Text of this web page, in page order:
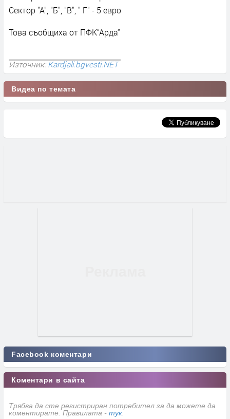
Сектор "А", "Б", "В", " Г" - 5 евро
Това съобщиха от ПФК“Арда“
Източник:Kardjali.bgvesti.NET
Видеа по темата
Facebook коментари
Коментари в сайта
Трябва да сте регистриран потребител за да можете да
коментирате. Правилата - тук